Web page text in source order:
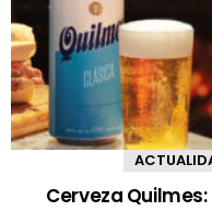
Cerveza